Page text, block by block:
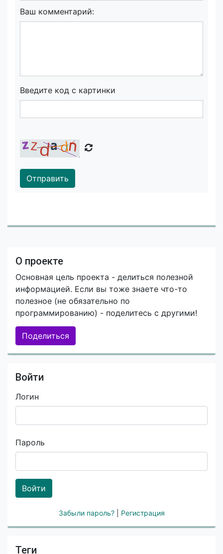
Ваш комментарий:
Введите код с картинки
Отправить
О проекте
Основная цель проекта - делиться полезной
информацией. Если вы тоже знаете что-то
полезное (не обязательно по
программированию) - поделитесь с другими!
Поделиться
Войти
Логин
Пароль
Войти
Забыли пароль? Регистрация
Теги